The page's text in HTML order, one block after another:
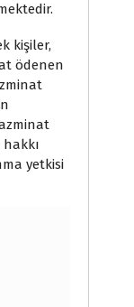
kişiler,
ödenen
yetkisi